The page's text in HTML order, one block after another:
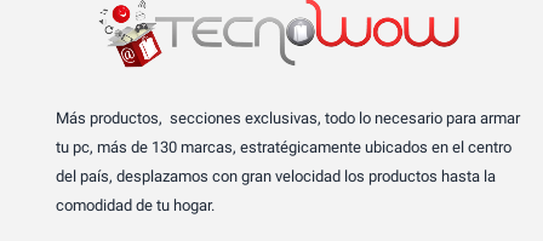
Más productos, secciones exclusivas, todo lo necesario para armar
tu pc, más de 130 marcas, estratégicamente ubicados en el centro
del país, desplazamos con gran velocidad los productos hasta la
comodidad de tu hogar.